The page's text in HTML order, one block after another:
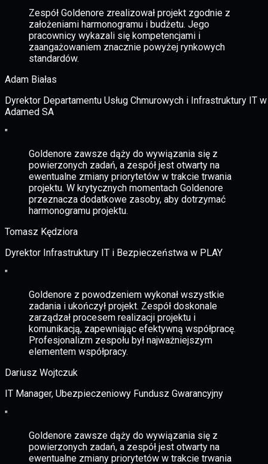
Zespół Goldenore zrealizował projekt zgodnie z
założeniami harmonogramu i budżetu. Jego
pracownicy wykazali się kompetencjami i
zaangażowaniem znacznie powyżej rynkowych
standardów.
Adam Białas
Dyrektor Departamentu Usług Chmurowych i Infrastruktury IT w
Adamed SA
"
Goldenore zawsze dąży do wywiązania się z
powierzonych zadań, a zespół jest otwarty na
ewentualne zmiany priorytetów w trakcie trwania
projektu. W krytycznych momentach Goldenore
przeznacza dodatkowe zasoby, aby dotrzymać
harmonogramu projektu.
Tomasz Kędziora
Dyrektor Infrastruktury IT i Bezpieczeństwa w PLAY
"
Goldenore z powodzeniem wykonał wszystkie
zadania i ukończył projekt. Zespół doskonale
zarządzał procesem realizacji projektu i
komunikacją, zapewniając efektywną współpracę.
Profesjonalizm zespołu był najważniejszym
elementem współpracy.
Dariusz Wojtczuk
IT Manager, Ubezpieczeniowy Fundusz Gwarancyjny
"
Goldenore zawsze dąży do wywiązania się z
powierzonych zadań, a zespół jest otwarty na
ewentualne zmiany priorytetów w trakcie trwania